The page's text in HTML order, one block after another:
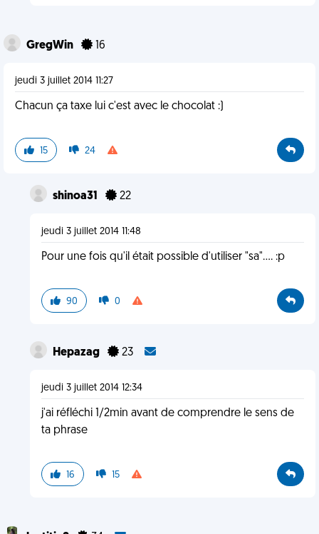
GregWin 16
jeudi 3 juillet 2014 11:27
Chacun ça taxe lui c'est avec le chocolat :)
15 24
shinoa31 22
jeudi 3 juillet 2014 11:48
Pour une fois qu'il était possible d'utiliser "sa".... :p
90 0
Hepazag 23
jeudi 3 juillet 2014 12:34
j'ai réfléchi 1/2min avant de comprendre le sens de
ta phrase
16 15